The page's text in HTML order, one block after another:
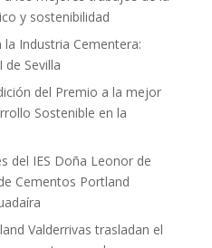
y sostenibilidad
la Industria Cementera:
de Sevilla
del Premio a la mejor
Sostenible en la
del IES Doña Leonor de
Cementos Portland
Valderrivas trasladan el